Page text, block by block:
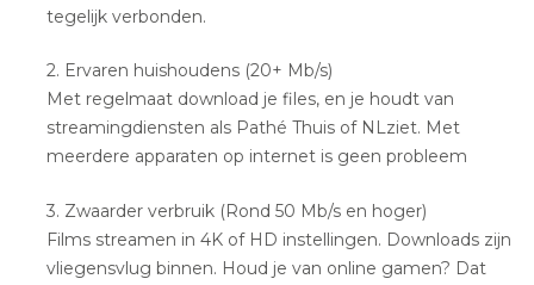
tegelijk verbonden.
2. Ervaren huishoudens (20+ Mb/s)
Met regelmaat download je files, en je houdt van
streamingdiensten als Pathé Thuis of NLziet. Met
meerdere apparaten op internet is geen probleem
3. Zwaarder verbruik (Rond 50 Mb/s en hoger)
Films streamen in 4K of HD instellingen. Downloads zijn
vliegensvlug binnen. Houd je van online gamen? Dat